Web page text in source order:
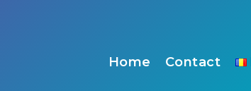
Home Contact